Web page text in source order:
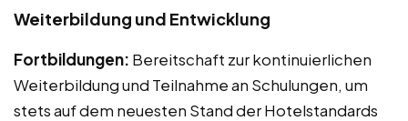
Weiterbildung und Entwicklung
Fortbildungen: Bereitschaft zur kontinuierlichen
Weiterbildung und Teilnahme an Schulungen, um
stets auf dem neuesten Stand der Hotelstandards